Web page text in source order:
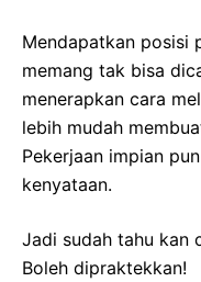
Mendapatkan posisi
memang tak bisa
menerapkan cara
lebih mudah
Pekerjaan impian
kenyataan.
Jadi sudah tahu kan
Boleh dipraktekkan!